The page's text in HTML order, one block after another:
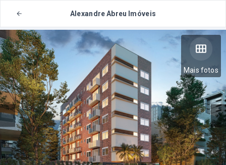
Alexandre Abreu Imóveis
Mais fotos